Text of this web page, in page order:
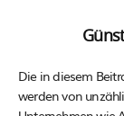
Die in diesem
werden von